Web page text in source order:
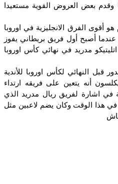
بعض العروض القوية مستعيدا
هو أقوى الفرق الانجليزية في اوروبا
أصبح أول فريق بريطاني يفوز
بعد تغلبه 5-1 على اتليتيكو مدريد في نهائي كأس اوروبا
قبل النهائي لكأس اوروبا للأندية
أنه يتعين على فريقه ارتداء
في اشارة لفريق ريال مدريد الذي
هذا الوقت وكان يضم لاعبين مثل